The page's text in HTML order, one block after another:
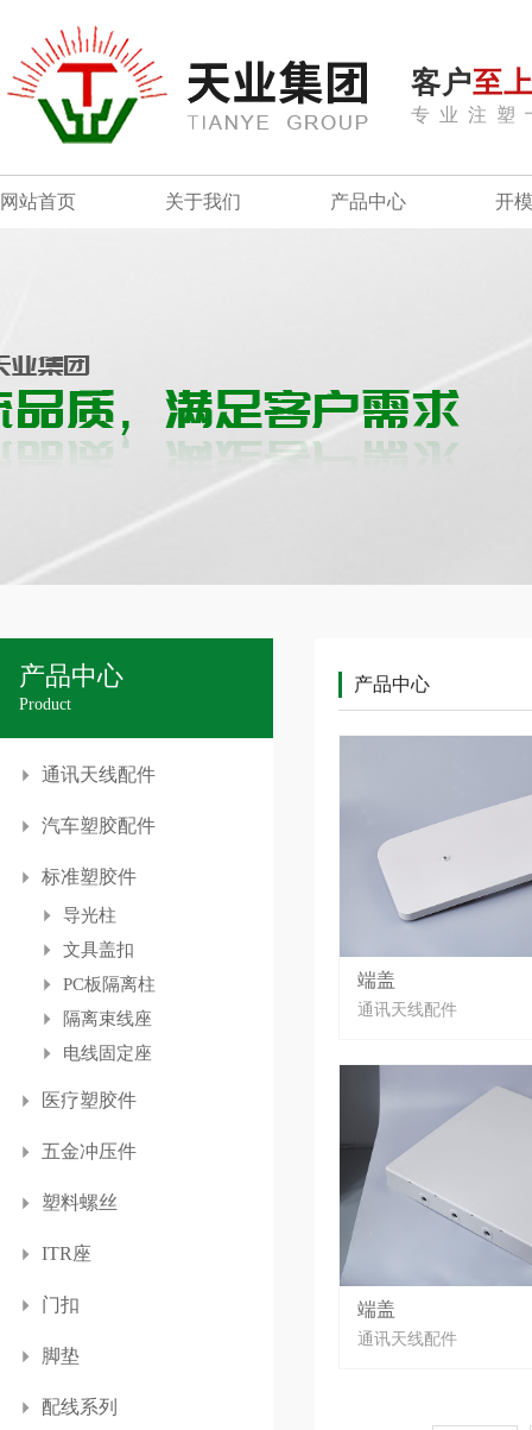
客户至
专业注塑
网站首页 关于我们 产品中心 开
产品中心
Product
通讯天线配件
汽车塑胶配件
标准塑胶件
导光柱
文具盖扣
PC板隔离柱
隔离束线座
电线固定座
医疗塑胶件
五金冲压件
塑料螺丝
ITR座
门扣
脚垫
配线系列
产品中心
端盖
通讯天线配件
端盖
通讯天线配件